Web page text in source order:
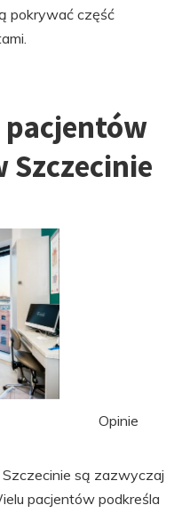
pokrywać część
pacjentów
Opinie
są zazwyczaj
pacjentów podkreśla